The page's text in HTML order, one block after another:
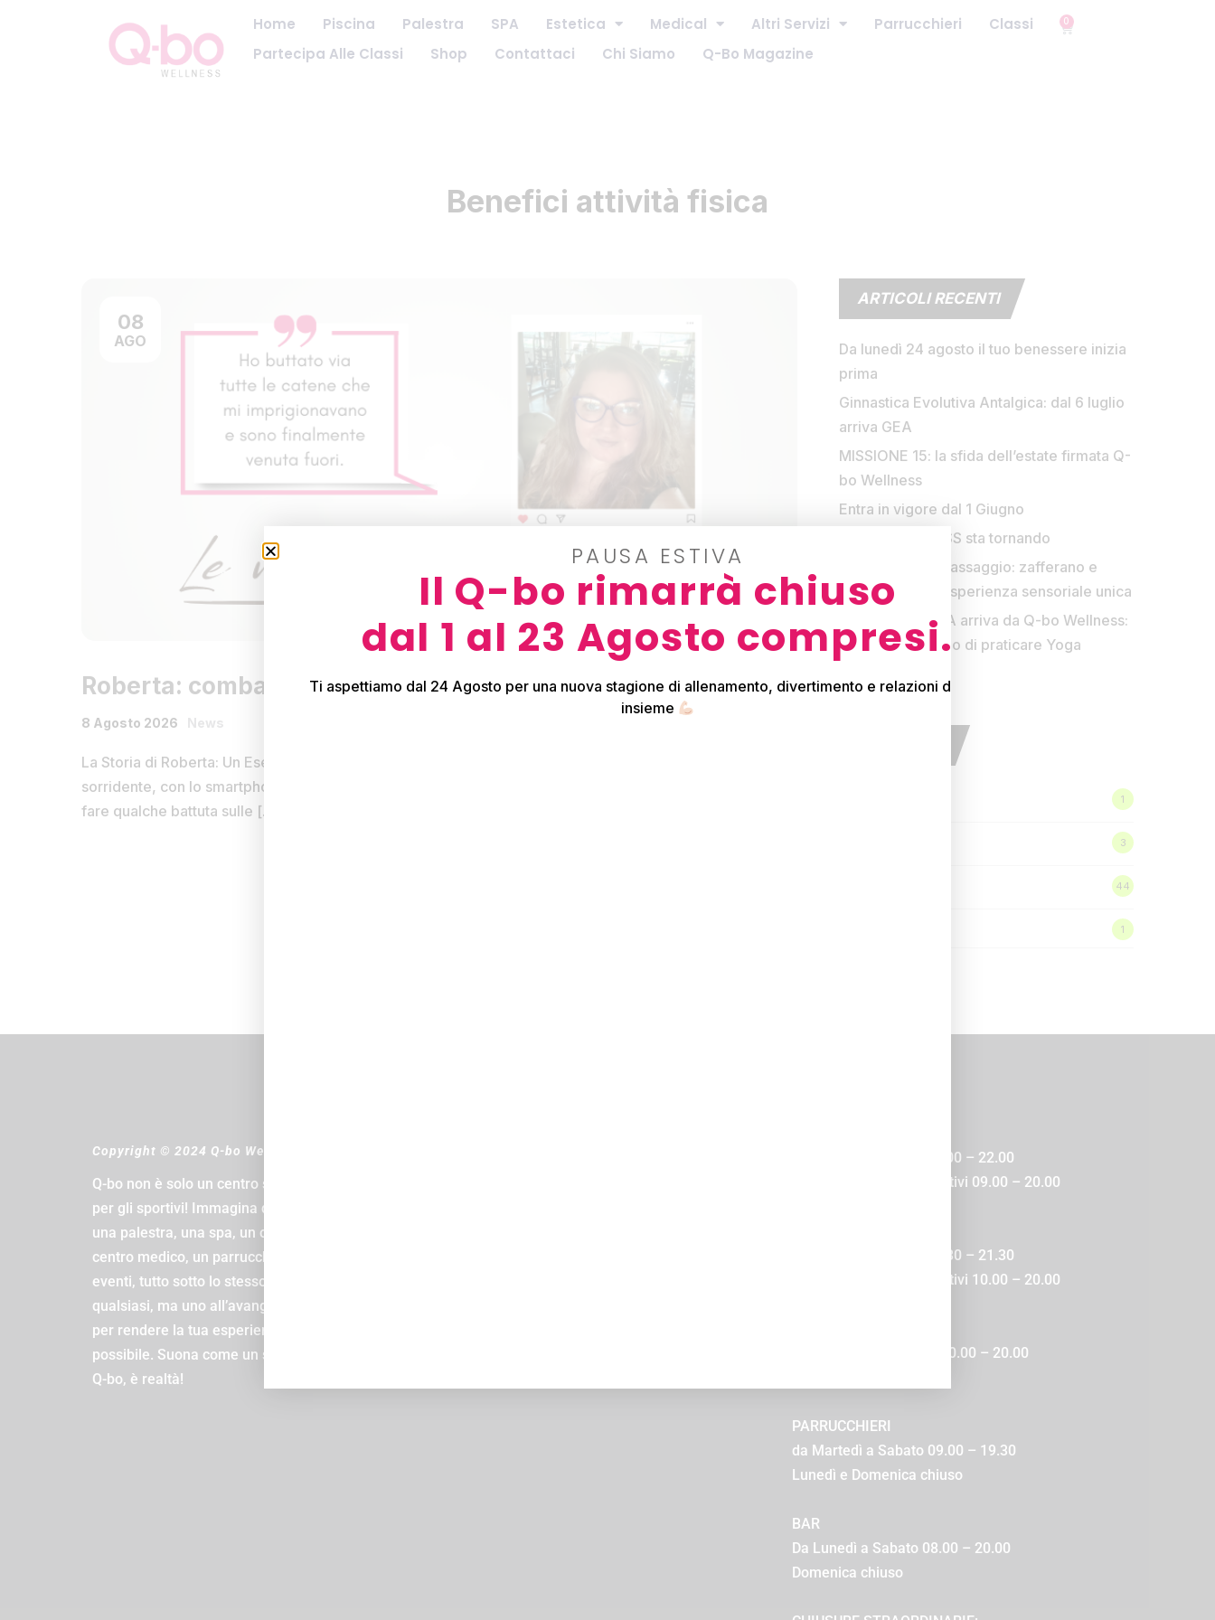
Home Piscina Palestra SPA Estetica Medical Altri Servizi Parrucchieri
Classi
Partecipa Alle Classi
Shop Contattaci Chi Siamo Q-Bo Magazine
0
Benefici attività fisica
08
AGO
Roberta: combatto il diabete con l’attività fisica
8 Agosto 2026 News
La Storia di Roberta: Un Esempio di Rinascita e Speranza Se salendo in palestra vedete una bella donna
sorridente, con lo smartphone in mano, intenta a scattare qualche foto da postare sui social e pronta a
fare qualche battuta sulle […]
ARTICOLI RECENTI
Da lunedì 24 agosto il tuo benessere inizia
prima
Ginnastica Evolutiva Antalgica: dal 6 luglio
arriva GEA
MISSIONE 15: la sfida dell’estate firmata Q-
bo Wellness
Entra in vigore dal 1 Giugno
FUORI DI FITNESS sta tornando
Nuovo olio da massaggio: zafferano e
vaniglia per un’esperienza sensoriale unica
LES MILLS YOGA arriva da Q-bo Wellness:
il tuo nuovo modo di praticare Yoga
1
3
44
1
Copyright © 2024 Q-bo Wellness
Q-bo non è solo un centro sportivo, è il paradiso
per gli sportivi! Immagina di avere una piscina,
una palestra, una spa, un centro estetico, un
centro medico, un parrucchiere e una zona
eventi, tutto sotto lo stesso tetto. E non un tetto
qualsiasi, ma uno all’avanguardia, progettato
per rendere la tua esperienza la migliore
possibile. Suona come un sogno, vero? Beh, al
Q-bo, è realtà!
da Lunedì a Venerdì 08.00 – 22.00
Sabato, Domenica e Festivi 09.00 – 20.00
da Lunedì a Venerdì 09.30 – 21.30
Sabato, Domenica e Festivi 10.00 – 20.00
da Lunedì a Domenica 10.00 – 20.00
PARRUCCHIERI
da Martedì a Sabato 09.00 – 19.30
Lunedì e Domenica chiuso
BAR
Da Lunedì a Sabato 08.00 – 20.00
Domenica chiuso
PAUSA ESTIVA
Il Q-bo rimarrà chiuso
dal 1 al 23 Agosto compresi.
Ti aspettiamo dal 24 Agosto per una nuova stagione di allenamento, divertimento e relazioni da vivere
insieme